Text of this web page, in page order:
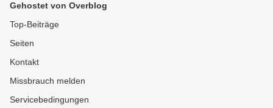
Gehostet von Overblog
Top-Beiträge
Seiten
Kontakt
Missbrauch melden
Servicebedingungen